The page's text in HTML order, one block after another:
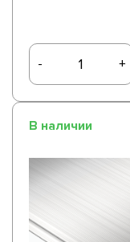
- +
В наличии